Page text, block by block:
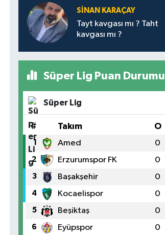
SİNAN KARAÇAY
Tayt kavgası mı ? Taht
kavgası mı ?
Süper Lig Puan Durumu
Süper Lig
# Takım O
1 Amed 0
2 Erzurumspor FK 0
3 Başakşehir 0
4 Kocaelispor 0
5 Beşiktaş 0
6 Eyüpspor 0